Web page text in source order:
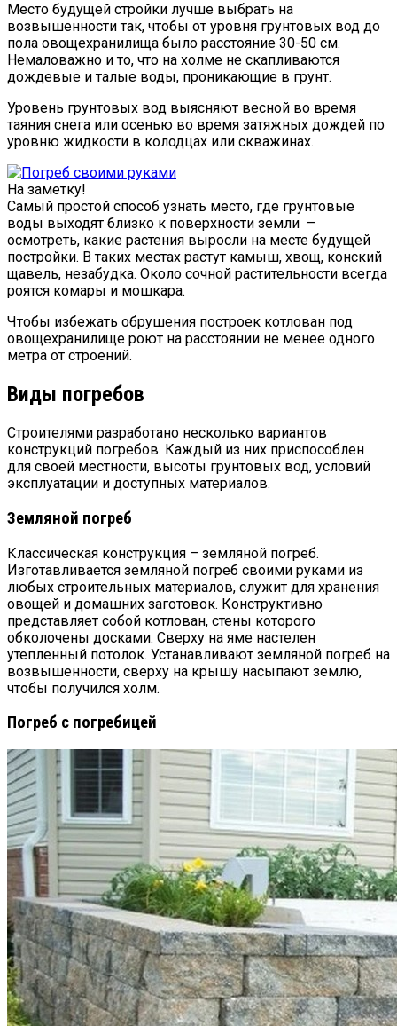
Место будущей стройки лучше выбрать на
возвышенности так, чтобы от уровня грунтовых вод до
пола овощехранилища было расстояние 30-50 см.
Немаловажно и то, что на холме не скапливаются
дождевые и талые воды, проникающие в грунт.
Уровень грунтовых вод выясняют весной во время
таяния снега или осенью во время затяжных дождей по
уровню жидкости в колодцах или скважинах.
На заметку!
Самый простой способ узнать место, где грунтовые
воды выходят близко к поверхности земли –
осмотреть, какие растения выросли на месте будущей
постройки. В таких местах растут камыш, хвощ, конский
щавель, незабудка. Около сочной растительности всегда
роятся комары и мошкара.
Чтобы избежать обрушения построек котлован под
овощехранилище роют на расстоянии не менее одного
метра от строений.
Виды погребов
Строителями разработано несколько вариантов
конструкций погребов. Каждый из них приспособлен
для своей местности, высоты грунтовых вод, условий
эксплуатации и доступных материалов.
Земляной погреб
Классическая конструкция – земляной погреб.
Изготавливается земляной погреб своими руками из
любых строительных материалов, служит для хранения
овощей и домашних заготовок. Конструктивно
представляет собой котлован, стены которого
обколочены досками. Сверху на яме настелен
утепленный потолок. Устанавливают земляной погреб на
возвышенности, сверху на крышу насыпают землю,
чтобы получился холм.
Погреб с погребицей